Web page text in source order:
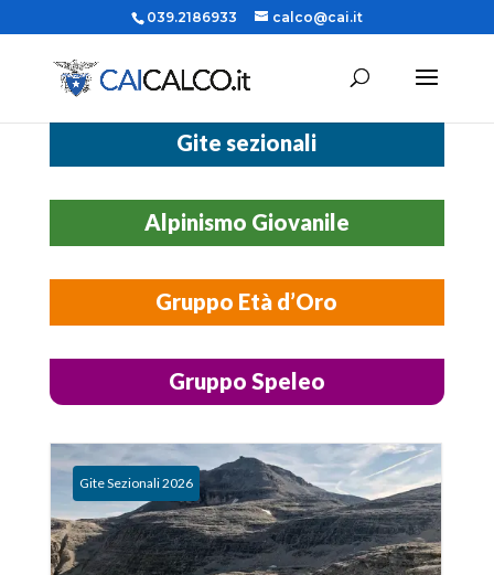
039.2186933 calco@cai.it
Gite sezionali
Alpinismo Giovanile
Gruppo Età d’Oro
Gruppo Speleo
Gite Sezionali 2026